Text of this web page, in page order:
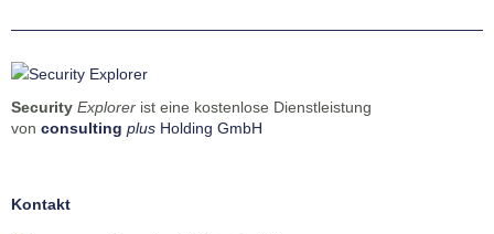
Security Explorer ist eine kostenlose Dienstleistung
von consulting plus Holding GmbH
Kontakt